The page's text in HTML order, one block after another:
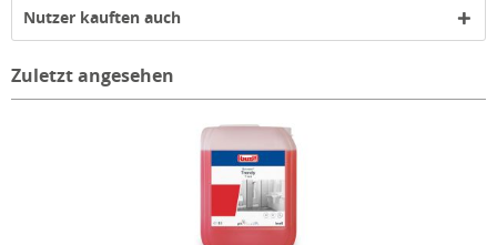
Nutzer kauften auch
Zuletzt angesehen